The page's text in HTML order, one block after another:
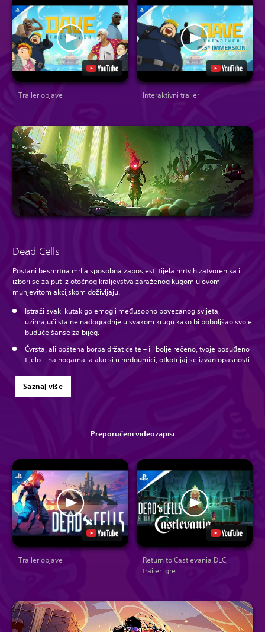
Trailer objave Interaktivni trailer
Dead Cells
Postani besmrtna mrlja sposobna zaposjesti tijela mrtvih zatvorenika i
izbori se za put iz otočnog kraljevstva zaraženog kugom u ovom
munjevitom akcijskom doživljaju.
Istraži svaki kutak golemog i međusobno povezanog svijeta,
uzimajući stalne nadogradnje u svakom krugu kako bi poboljšao svoje
buduće šanse za bijeg.
Čvrsta, ali poštena borba držat će te – ili bolje rečeno, tvoje posuđeno
tijelo – na nogama, a ako si u nedoumici, otkotrljaj se izvan opasnosti.
Saznaj više
Preporučeni videozapisi
Trailer objave
Return to Castlevania DLC,
trailer igre